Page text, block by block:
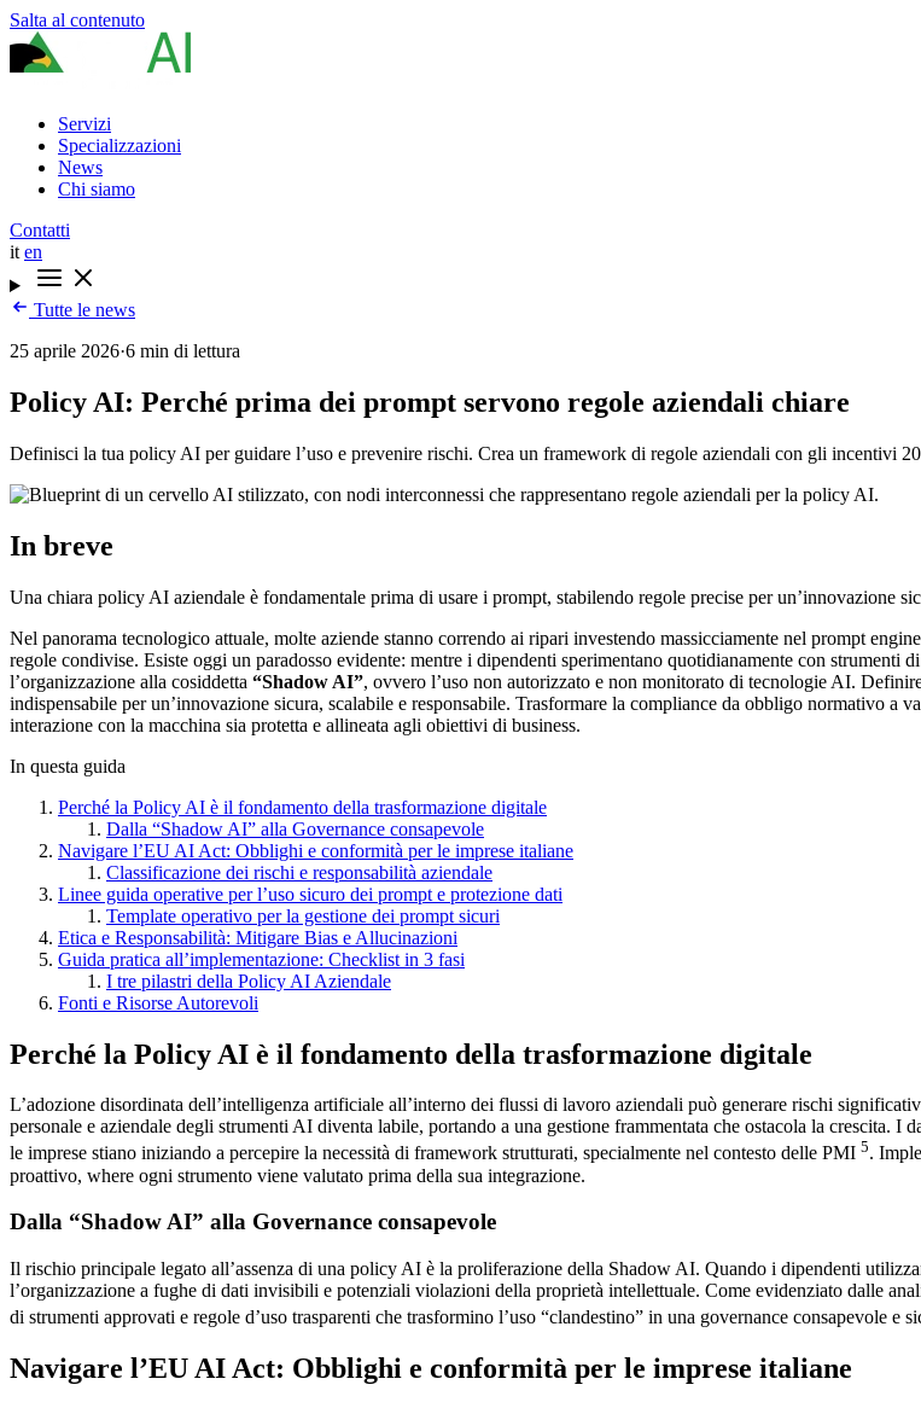
Salta al contenuto
Servizi
Specializzazioni
News
Chi siamo
Contatti
it en
Tutte le news
25 aprile 2026·6 min di lettura
Policy AI: Perché prima dei prompt servono regole aziendali chiare
Definisci la tua policy AI per guidare l’uso e prevenire rischi. Crea un framework di regole aziendali con gli incentivi
In breve
Una chiara policy AI aziendale è fondamentale prima di usare i prompt, stabilendo regole precise per un’innovazione
Nel panorama tecnologico attuale, molte aziende stanno correndo ai ripari investendo massicciamente nel prompt
regole condivise. Esiste oggi un paradosso evidente: mentre i dipendenti sperimentano quotidianamente con
l’organizzazione alla cosiddetta “Shadow AI”, ovvero l’uso non autorizzato e non monitorato di tecnologie AI.
indispensabile per un’innovazione sicura, scalabile e responsabile. Trasformare la compliance da obbligo normativo a
interazione con la macchina sia protetta e allineata agli obiettivi di business.
In questa guida
Perché la Policy AI è il fondamento della trasformazione digitale
Dalla “Shadow AI” alla Governance consapevole
Navigare l’EU AI Act: Obblighi e conformità per le imprese italiane
Classificazione dei rischi e responsabilità aziendale
Linee guida operative per l’uso sicuro dei prompt e protezione dati
Template operativo per la gestione dei prompt sicuri
Etica e Responsabilità: Mitigare Bias e Allucinazioni
Guida pratica all’implementazione: Checklist in 3 fasi
I tre pilastri della Policy AI Aziendale
Fonti e Risorse Autorevoli
Perché la Policy AI è il fondamento della trasformazione digitale
L’adozione disordinata dell’intelligenza artificiale all’interno dei flussi di lavoro aziendali può generare rischi
personale e aziendale degli strumenti AI diventa labile, portando a una gestione frammentata che ostacola la crescita. I
le imprese stiano iniziando a percepire la necessità di framework strutturati, specialmente nel contesto delle PMI 5.
proattivo, where ogni strumento viene valutato prima della sua integrazione.
Dalla “Shadow AI” alla Governance consapevole
Il rischio principale legato all’assenza di una policy AI è la proliferazione della Shadow AI. Quando i dipendenti
l’organizzazione a fughe di dati invisibili e potenziali violazioni della proprietà intellettuale. Come evidenziato dalle
di strumenti approvati e regole d’uso trasparenti che trasformino l’uso “clandestino” in una governance consapevole e
Navigare l’EU AI Act: Obblighi e conformità per le imprese italiane